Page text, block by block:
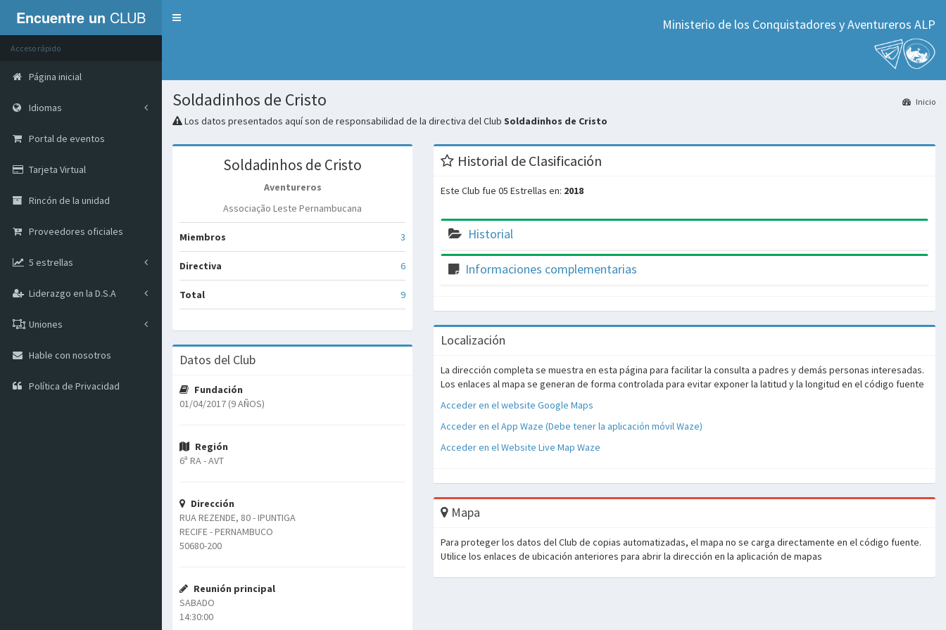
Encuentre un CLUB Servicios Ministerio de los Conquistadores y Aventureros ALP
Acceso rápido
Página inicial
Idiomas
Portal de eventos
Tarjeta Virtual
Rincón de la unidad
Proveedores oficiales
5 estrellas
Liderazgo en la D.S.A
Uniones
Hable con nosotros
Política de Privacidad
Soldadinhos de Cristo
Los datos presentados aquí son de responsabilidad de la directiva del Club Soldadinhos de Cristo
Inicio
Soldadinhos de Cristo
Aventureros
Associação Leste Pernambucana
Miembros 3
Directiva 6
Total 9
Datos del Club
Fundación
01/04/2017 (9 AÑOS)
Región
6ª RA - AVT
Dirección
RUA REZENDE, 80 - IPUNTIGA
RECIFE - PERNAMBUCO
50680-200
Reunión principal
SABADO
14:30:00
Historial de Clasificación
Este Club fue 05 Estrellas en: 2018
Historial
Informaciones complementarias
Localización
La dirección completa se muestra en esta página para facilitar la consulta a padres y demás personas interesadas.
Los enlaces al mapa se generan de forma controlada para evitar exponer la latitud y la longitud en el código fuente
Acceder en el website Google Maps
Acceder en el App Waze (Debe tener la aplicación móvil Waze)
Acceder en el Website Live Map Waze
Mapa
Para proteger los datos del Club de copias automatizadas, el mapa no se carga directamente en el código fuente.
Utilice los enlaces de ubicación anteriores para abrir la dirección en la aplicación de mapas